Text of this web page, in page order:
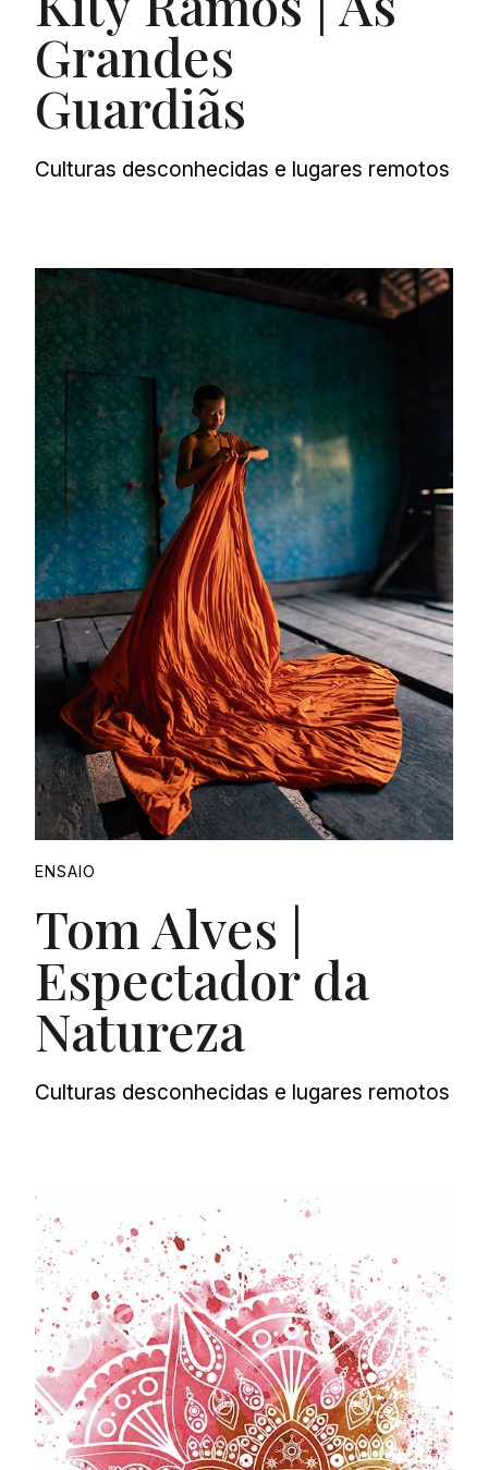
Grandes
Guardiãs
Culturas desconhecidas e lugares remotos
ENSAIO
Tom Alves |
Espectador da
Natureza
Culturas desconhecidas e lugares remotos